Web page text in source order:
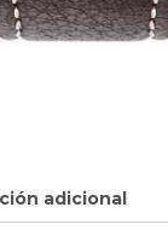
adicional